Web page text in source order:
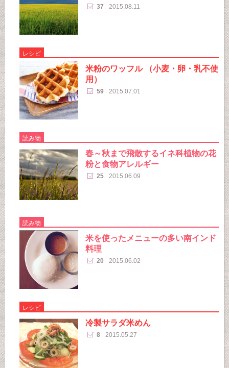
37 2015.08.11
レシピ
米粉のワッフル （小麦・卵・乳不使
用）
59 2015.07.01
読み物
春～秋まで飛散するイネ科植物の花
粉と食物アレルギー
25 2015.06.09
読み物
米を使ったメニューの多い南インド
料理
20 2015.06.02
レシピ
冷製サラダ米めん
8 2015.05.27